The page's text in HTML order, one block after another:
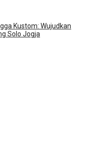
Kustom: Wujudkan
Solo Jogja